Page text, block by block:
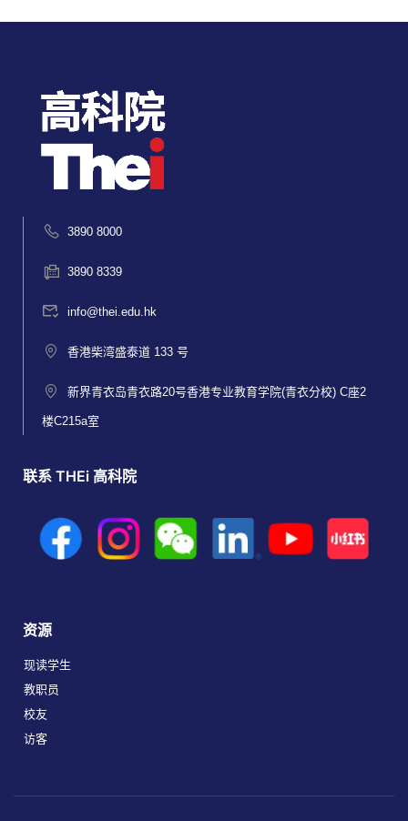
3890 8000
3890 8339
info@thei.edu.hk
香港柴湾盛泰道 133 号
新界青衣岛青衣路20号香港专业教育学院(青衣分校) C座2
楼C215a室
联系 THEi 高科院
资源
现读学生
教职员
校友
访客